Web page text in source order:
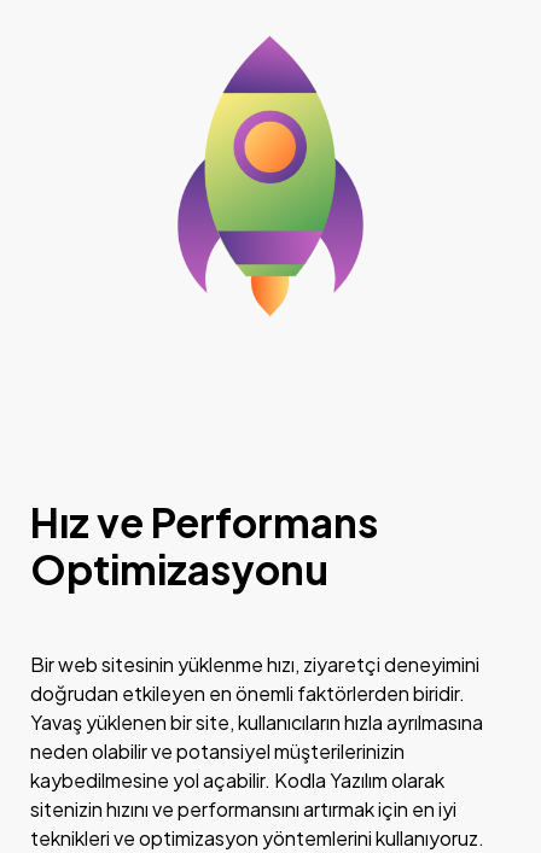
Hız ve Performans
Optimizasyonu
Bir web sitesinin yüklenme hızı, ziyaretçi deneyimini
doğrudan etkileyen en önemli faktörlerden biridir.
Yavaş yüklenen bir site, kullanıcıların hızla ayrılmasına
neden olabilir ve potansiyel müşterilerinizin
kaybedilmesine yol açabilir. Kodla Yazılım olarak
sitenizin hızını ve performansını artırmak için en iyi
teknikleri ve optimizasyon yöntemlerini kullanıyoruz.
IN MIND?
İletişime Geç